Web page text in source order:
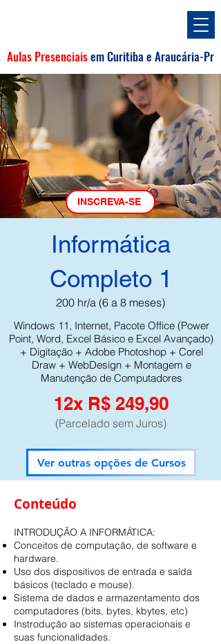
Aulas PresenciaisemCuritiba e Araucária-Pr
INSCREVA-SE
Informática
Completo 1
200 hr/a (6 a 8 meses)
Windows 11, Internet, Pacote Office (Power
Point, Word, Excel Básico e Excel Avançado)
+ Digitação + Adobe Photoshop + Corel
Draw + WebDesign + Montagem e
Manutenção de Computadores
12x R$ 249,90
(Parcelado sem Juros)
Ver outras opções de Cursos
Conteúdo
INTRODUÇÃO A INFORMÁTICA:
Conceitos de computação, de software e
hardware.
Uso dos dispositivos de entrada e saída
básicos (teclado e mouse).
Sistema de dados e armazentamento dos
computadores (bits, bytes, kbytes, etc)
Instrodução ao sistemas operacionais e
suas funcionalidades.